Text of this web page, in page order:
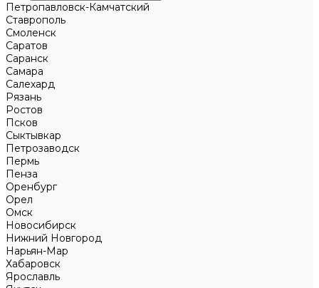
Петропавловск-Камчатский
Ставрополь
Смоленск
Саратов
Саранск
Самара
Салехард
Рязань
Ростов
Псков
Сыктывкар
Петрозаводск
Пермь
Пенза
Оренбург
Орел
Омск
Новосибирск
Нижний Новгород
Нарьян-Мар
Хабаровск
Ярославль